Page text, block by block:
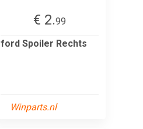
€ 2.99
ford Spoiler Rechts
Winparts.nl